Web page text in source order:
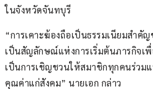
ในจังหวัดจันทบุรี
“การเคาะฆ้องถือเป็นธรรมเนียมสำคัญ
เป็นสัญลักษณ์แห่งการเริ่มต้นภารกิจเ
เป็นการเชิญชวนให้สมาชิกทุกคนร่วมแ
คุณค่าแก่สังคม” นายเอก กล่าว